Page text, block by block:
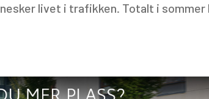
livet i trafikken. Totalt i sommer